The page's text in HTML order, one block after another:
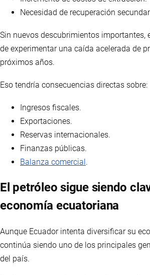
Necesidad de recuperación
Sin nuevos descubrimientos importantes,
de experimentar una caída acelerada de
próximos años.
Eso tendría consecuencias directas sobre:
Ingresos fiscales.
Exportaciones.
Reservas internacionales.
Finanzas públicas.
Balanza comercial.
El petróleo sigue siendo
economía ecuatoriana
Aunque Ecuador intenta diversificar su
continúa siendo uno de los principales
del país.